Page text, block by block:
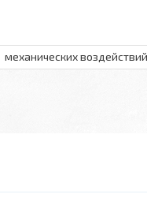
механических воздействий